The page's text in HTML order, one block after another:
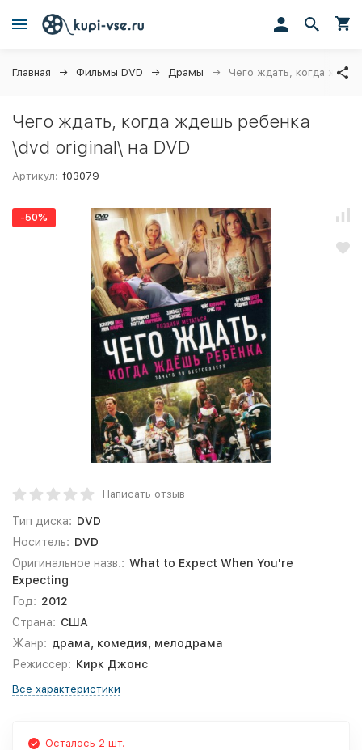
Главная Фильмы DVD Драмы Чего ждать, когда
Чего ждать, когда ждешь ребенка
\dvd original\ на DVD
Артикул: f03079
-50%
Написать отзыв
Тип диска: DVD
Носитель: DVD
Оригинальное назв.: What to Expect When You're
Expecting
Год: 2012
Страна: США
Жанр: драма, комедия, мелодрама
Режиссер: Кирк Джонс
Все характеристики
Осталось 2 шт.